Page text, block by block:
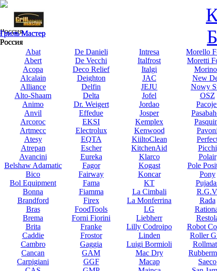
Abat
Abert
Acopa
Alcalain
Alliance
Alto-Shaam
Animo
Anvil
Arcoroc
Artmecc
Atesy
Atrepan
Avancini
Belshaw Adamatic
Bico
Bol Equipment
Bonna
Brandford
Bras
Brema
Brita
Caddie
Cambro
Cancan
Carpigiani
De Danieli
De Vecchi
Deco Relief
Deighton
Delfin
Delta
Dr. Weigert
Effedue
EKSI
Electrolux
EQTA
Escher
Eureka
Fagor
Fairway
Fama
Fiamma
Firex
FoodTools
Forni Fiorini
Franke
Frostor
Gaggia
GAM
GGF
Intresa
Italfrost
Italgi
JAC
JEJU
Jofel
Jordao
Josper
Kemplex
Kenwood
KiiltoClean
KitchenAid
Klarco
Kogast
Koncar
KT
La Cimbali
La Monferrina
LG
Liebherr
Lilly Codroipo
Linden
Luigi Bormioli
Mac Dry
Macap
Morello
Moretti
New
Nowy
OSZ
Picchi
Polair
Pole
Pony
Rada
Robot
Roller
Saeco
Гриль Мастер
Россия
Гриль Мастер
Россия
Гриль Мастер
Россия
Гриль Мастер
Россия